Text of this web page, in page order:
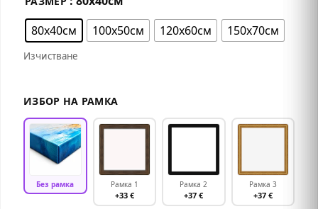
80х40см
100х50см 120х60см 150х70см
Изчистване
ИЗБОР НА РАМКА
Без рамка Рамка 1
+33 €
Рамка 2
+37 €
Рамка 3
+37 €